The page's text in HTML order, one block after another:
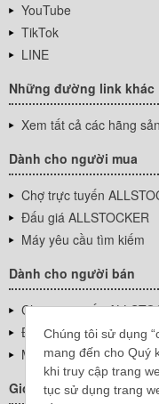
Chúng tôi sử dụng
mang đến cho Quý
khi truy cập trang
tục sử dụng trang
YouTube
TikTok
LINE
Những đường link khác
Xem tất cả các hãng
Dành cho người mua
Chợ trực tuyến
Đấu giá ALLSTOCKER
Máy yêu cầu tìm kiếm
Dành cho người bán
Chợ trực tuyến
Đấu giá ALLSTOCKER
Máy yêu cầu tìm kiếm
Giới thiệu công ty